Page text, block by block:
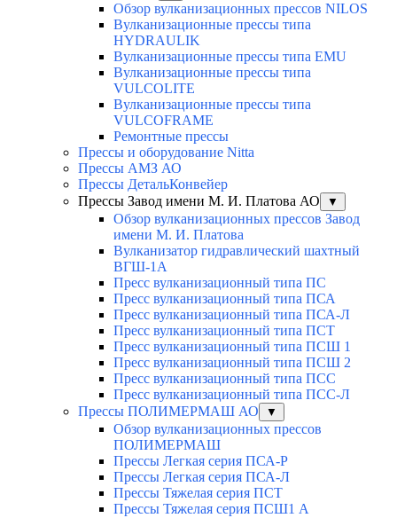
Обзор вулканизационных прессов NILOS
Вулканизационные прессы типа
HYDRAULIK
Вулканизационные прессы типа EMU
Вулканизационные прессы типа
VULCOLITE
Вулканизационные прессы типа
VULCOFRAME
Ремонтные прессы
Прессы и оборудование Nitta
Прессы АМЗ АО
Прессы ДетальКонвейер
Прессы Завод имени М. И. Платова АО
▼
Обзор вулканизационных прессов Завод
имени М. И. Платова
Вулканизатор гидравлический шахтный
ВГШ-1А
Пресс вулканизационный типа ПС
Пресс вулканизационный типа ПСА
Пресс вулканизационный типа ПСА-Л
Пресс вулканизационный типа ПСТ
Пресс вулканизационный типа ПСШ 1
Пресс вулканизационный типа ПСШ 2
Пресс вулканизационный типа ПСС
Пресс вулканизационный типа ПСС-Л
Прессы ПОЛИМЕРМАШ АО
▼
Обзор вулканизационных прессов
ПОЛИМЕРМАШ
Прессы Легкая серия ПСА-Р
Прессы Легкая серия ПСА-Л
Прессы Тяжелая серия ПСТ
Прессы Тяжелая серия ПСШ1 А